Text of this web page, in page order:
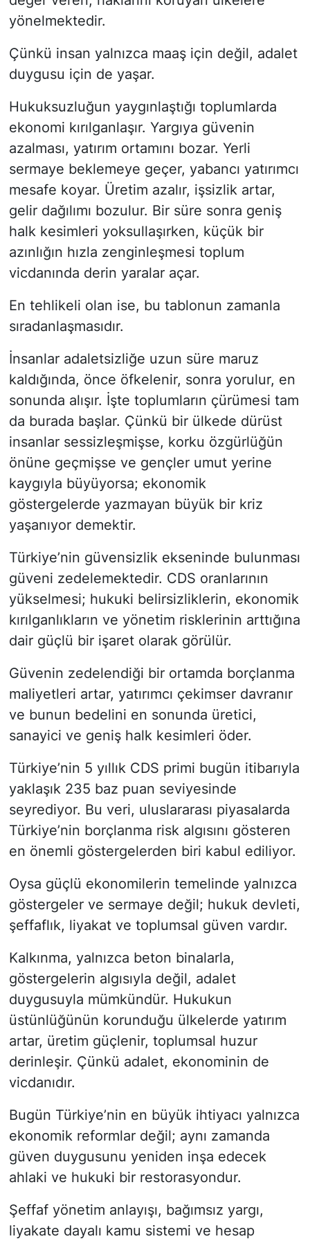
yönelmektedir.
Çünkü insan yalnızca maaş için değil, adalet
duygusu için de yaşar.
Hukuksuzluğun yaygınlaştığı toplumlarda
ekonomi kırılganlaşır. Yargıya güvenin
azalması, yatırım ortamını bozar. Yerli
sermaye beklemeye geçer, yabancı yatırımcı
mesafe koyar. Üretim azalır, işsizlik artar,
gelir dağılımı bozulur. Bir süre sonra geniş
halk kesimleri yoksullaşırken, küçük bir
azınlığın hızla zenginleşmesi toplum
vicdanında derin yaralar açar.
En tehlikeli olan ise, bu tablonun zamanla
sıradanlaşmasıdır.
İnsanlar adaletsizliğe uzun süre maruz
kaldığında, önce öfkelenir, sonra yorulur, en
sonunda alışır. İşte toplumların çürümesi tam
da burada başlar. Çünkü bir ülkede dürüst
insanlar sessizleşmişse, korku özgürlüğün
önüne geçmişse ve gençler umut yerine
kaygıyla büyüyorsa; ekonomik
göstergelerde yazmayan büyük bir kriz
yaşanıyor demektir.
Türkiye’nin güvensizlik ekseninde bulunması
güveni zedelemektedir. CDS oranlarının
yükselmesi; hukuki belirsizliklerin, ekonomik
kırılganlıkların ve yönetim risklerinin arttığına
dair güçlü bir işaret olarak görülür.
Güvenin zedelendiği bir ortamda borçlanma
maliyetleri artar, yatırımcı çekimser davranır
ve bunun bedelini en sonunda üretici,
sanayici ve geniş halk kesimleri öder.
Türkiye’nin 5 yıllık CDS primi bugün itibarıyla
yaklaşık 235 baz puan seviyesinde
seyrediyor. Bu veri, uluslararası piyasalarda
Türkiye’nin borçlanma risk algısını gösteren
en önemli göstergelerden biri kabul ediliyor.
Oysa güçlü ekonomilerin temelinde yalnızca
göstergeler ve sermaye değil; hukuk devleti,
şeffaflık, liyakat ve toplumsal güven vardır.
Kalkınma, yalnızca beton binalarla,
göstergelerin algısıyla değil, adalet
duygusuyla mümkündür. Hukukun
üstünlüğünün korunduğu ülkelerde yatırım
artar, üretim güçlenir, toplumsal huzur
derinleşir. Çünkü adalet, ekonominin de
vicdanıdır.
Bugün Türkiye’nin en büyük ihtiyacı yalnızca
ekonomik reformlar değil; aynı zamanda
güven duygusunu yeniden inşa edecek
ahlaki ve hukuki bir restorasyondur.
Şeffaf yönetim anlayışı, bağımsız yargı,
liyakate dayalı kamu sistemi ve hesap